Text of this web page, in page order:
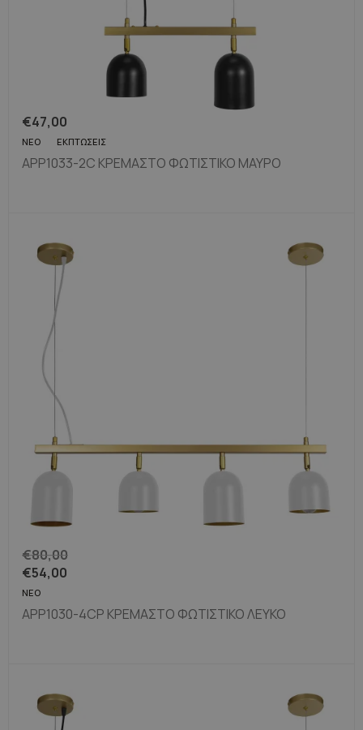
€47,00
ΝΈΟ ΕΚΠΤΏΣΕΙΣ
APP1033-2C ΚΡΕΜΑΣΤΌ ΦΩΤΙΣΤΙΚΌ ΜΑΎΡΟ
€80,00
€54,00
ΝΈΟ
APP1030-4CP ΚΡΕΜΑΣΤΌ ΦΩΤΙΣΤΙΚΌ ΛΕΥΚΌ